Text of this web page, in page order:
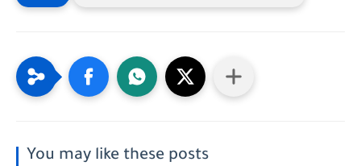
You may like these posts